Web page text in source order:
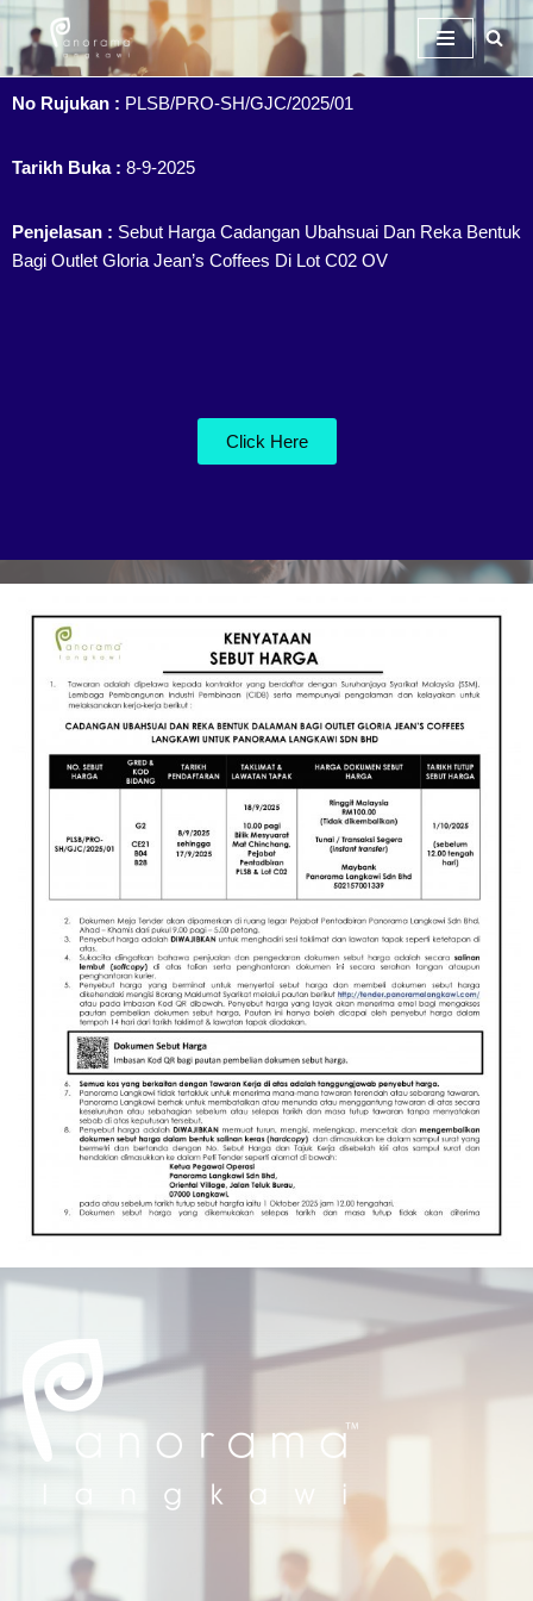
Skip
To
No Rujukan : PLSB/PRO-SH/GJC/2025/01
Tarikh Buka : 8-9-2025
Penjelasan : Sebut Harga Cadangan Ubahsuai Dan Reka Bentuk
Bagi Outlet Gloria Jean’s Coffees Di Lot C02 OV
Click Here